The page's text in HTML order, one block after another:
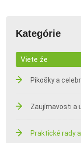
Kategórie
Viete že
Pikošky a
Zaujímavosti a
Praktické rady